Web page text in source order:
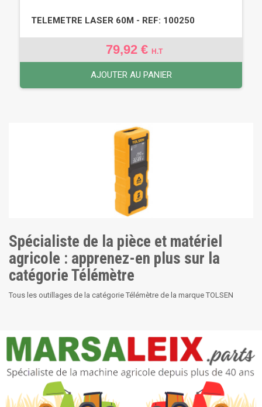
TELEMETRE LASER 60M - REF: 100250
79,92 € H.T
AJOUTER AU PANIER
Spécialiste de la pièce et matériel
agricole : apprenez-en plus sur la
catégorie Télémètre
Tous les outillages de la catégorie Télémètre de la marque TOLSEN